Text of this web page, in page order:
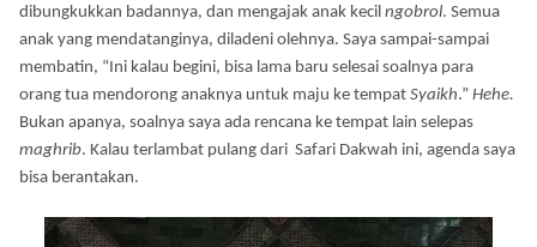
dibungkukkan badannya, dan mengajak anak kecil ngobrol. Semua
anak yang mendatanginya, diladeni olehnya. Saya sampai-sampai
membatin, “Ini kalau begini, bisa lama baru selesai soalnya para
orang tua mendorong anaknya untuk maju ke tempat Syaikh.” Hehe.
Bukan apanya, soalnya saya ada rencana ke tempat lain selepas
maghrib. Kalau terlambat pulang dari Safari Dakwah ini, agenda saya
bisa berantakan.